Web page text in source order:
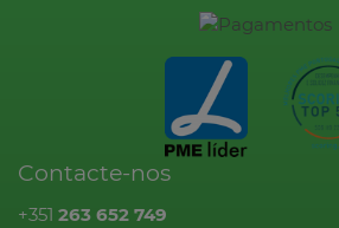
Contacte-nos
+351 263 652 749